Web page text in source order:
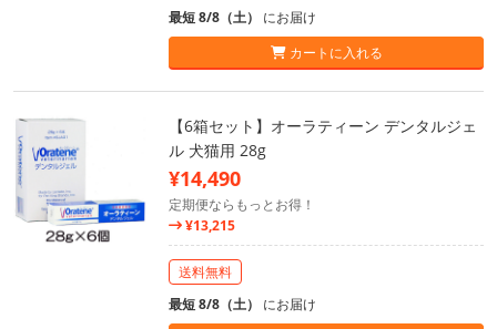
最短 8/8（土） にお届け
カートに入れる
【6箱セット】オーラティーン デンタルジェ
ル 犬猫用 28g
¥14,490
定期便ならもっとお得！
¥13,215
送料無料
最短 8/8（土） にお届け